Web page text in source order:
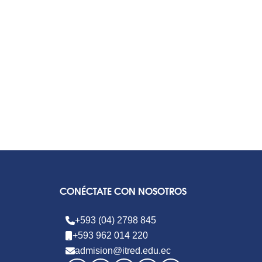
CONÉCTATE CON NOSOTROS
+593 (04) 2798 845
+593 962 014 220
admision@itred.edu.ec